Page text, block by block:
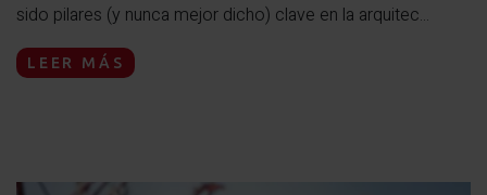
sido pilares (y nunca mejor dicho) clave en la arquitec...
LEER MÁS